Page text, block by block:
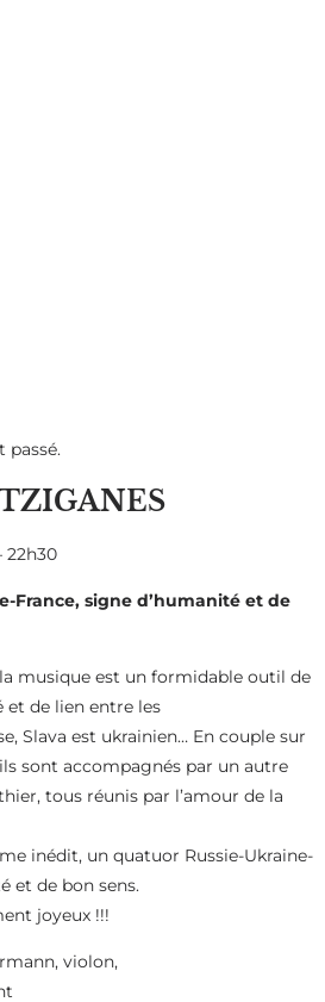
passé.
22h30
France, signe d’humanité et de
la musique est un formidable outil de
et de lien entre les
Slava est ukrainien… En couple sur
sont accompagnés par un autre
tous réunis par l’amour de la
inédit, un quatuor Russie-Ukraine-
et de bon sens.
joyeux !!!
violon,